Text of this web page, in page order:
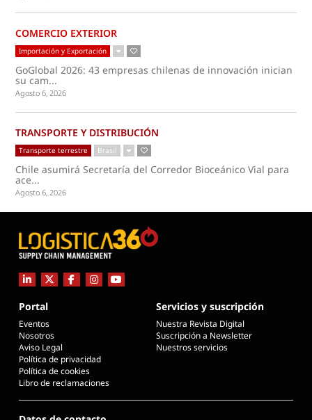
COMERCIO EXTERIOR
Importación y Exportación
GoGlobal 2026: 43 empresas chilenas de innovación inician
su cam...
Agosto 6, 2026
TRANSPORTE Y DISTRIBUCIÓN
Transporte terrestre Brasil
Chile asumirá Secretaría del Corredor Bioceánico Vial para
ace...
Agosto 6, 2026
Portal
Eventos
Nosotros
Aviso Legal
Política de privacidad
Política de cookies
Libro de reclamaciones
Servicios y suscripción
Nuestra Revista Digital
Suscripción a Newsletter
Nuestros servicios